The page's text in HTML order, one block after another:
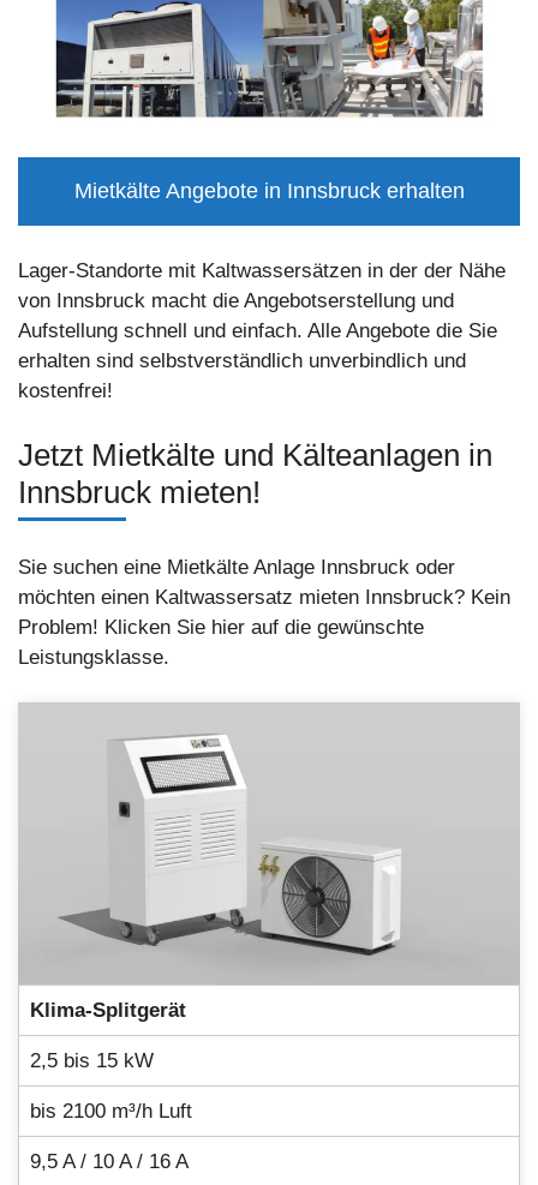
Mietkälte Angebote in Innsbruck erhalten
Lager-Standorte mit Kaltwassersätzen in der der Nähe
von Innsbruck macht die Angebotserstellung und
Aufstellung schnell und einfach. Alle Angebote die Sie
erhalten sind selbstverständlich unverbindlich und
kostenfrei!
Jetzt Mietkälte und Kälteanlagen in
Innsbruck mieten!
Sie suchen eine Mietkälte Anlage Innsbruck oder
möchten einen Kaltwassersatz mieten Innsbruck? Kein
Problem! Klicken Sie hier auf die gewünschte
Leistungsklasse.
Klima-Splitgerät
2,5 bis 15 kW
bis 2100 m³/h Luft
9,5 A / 10 A / 16 A